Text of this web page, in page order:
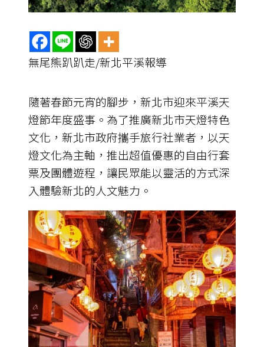
無尾熊趴趴走/新北平溪報導
隨著春節元宵的腳步，新北市迎來平溪天
燈節年度盛事。為了推廣新北市天燈特色
文化，新北市政府攜手旅行社業者，以天
燈文化為主軸，推出超值優惠的自由行套
票及團體遊程，讓民眾能以靈活的方式深
入體驗新北的人文魅力。